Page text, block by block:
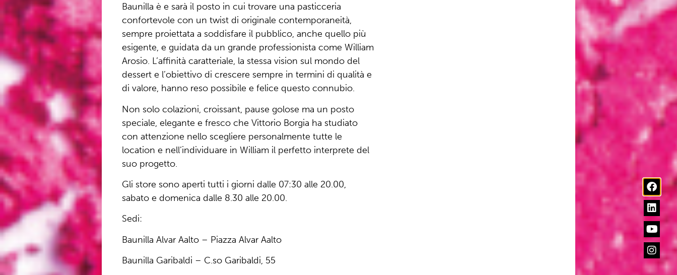
Baunilla è e sarà il posto in cui trovare una pasticceria
confortevole con un twist di originale contemporaneità,
sempre proiettata a soddisfare il pubblico, anche quello più
esigente, e guidata da un grande professionista come William
Arosio. L’affinità caratteriale, la stessa vision sul mondo del
dessert e l’obiettivo di crescere sempre in termini di qualità e
di valore, hanno reso possibile e felice questo connubio.
Non solo colazioni, croissant, pause golose ma un posto
speciale, elegante e fresco che Vittorio Borgia ha studiato
con attenzione nello scegliere personalmente tutte le
location e nell’individuare in William il perfetto interprete del
suo progetto.
Gli store sono aperti tutti i giorni dalle 07:30 alle 20.00,
sabato e domenica dalle 8.30 alle 20.00.
Sedi:
Baunilla Alvar Aalto – Piazza Alvar Aalto
Baunilla Garibaldi – C.so Garibaldi, 55